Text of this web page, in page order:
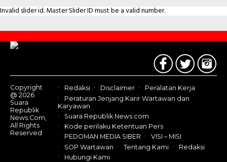
Invalid slider id. Master Slider ID must be a valid number.
Contact
Us
Copyright
@ 2026
Suara
Republik
News.Com,
All Rights
Reserved
Redaksi Disclaimer
Peralatan Kerja
Peraturan Jenjang Karir Wartawan dan
Karyawan
Suara Republik News.com
Kode perilaku Ketentuan Pers
PEDOMAN MEDIA SIBER
VISI – MISI
SOP Wartawan
Tentang Kami
Redaksi
Hubungi Kami